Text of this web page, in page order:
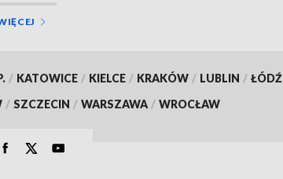
/ KATOWICE / KIELCE / KRAKÓW / LUBLIN / ŁÓDŹ
/ SZCZECIN / WARSZAWA / WROCŁAW